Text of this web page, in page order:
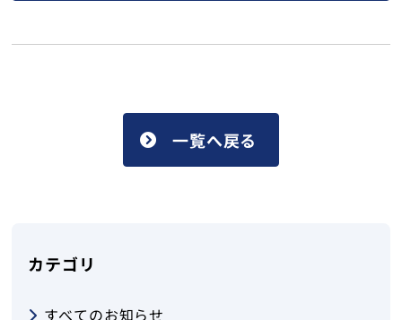
一覧へ戻る
カテゴリ
すべてのお知らせ